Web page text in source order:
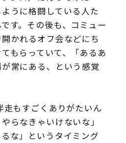
うに格闘している人た
す。その後も、コミュー
かれるオフ会などにち
もらっていて、「あるあ
常にある、という感覚
走もすごくありがたいん
らなきゃいけないな」
るな」というタイミング